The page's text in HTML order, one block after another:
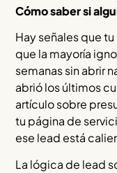
Cómo saber si
Hay señales que
que la mayoría
semanas sin abrir
abrió los últimos
artículo sobre
tu página de
ese lead está
La lógica de lead